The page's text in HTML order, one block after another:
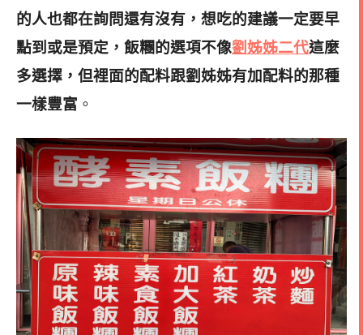
的人也都在詢問還有沒有，想吃的建議一定要早
點到或是預定，飯糰的選項不像劉姊姊二代這麼
多選擇，但裡面的配料跟劉姊姊有加配料的那種
一樣豐富 。